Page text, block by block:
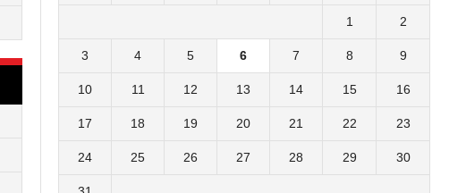
1 2
3 4 5 6 7 8 9
10 11 12 13 14 15 16
17 18 19 20 21 22 23
24 25 26 27 28 29 30